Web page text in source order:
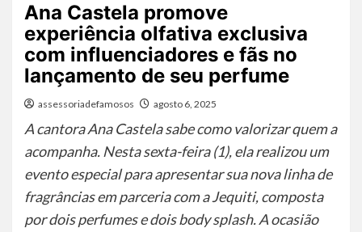
Ana Castela promove
experiência olfativa exclusiva
com influenciadores e fãs no
lançamento de seu perfume
assessoriadefamosos agosto 6, 2025
A cantora Ana Castela sabe como valorizar quem a
acompanha. Nesta sexta-feira (1), ela realizou um
evento especial para apresentar sua nova linha de
fragrâncias em parceria com a Jequiti, composta
por dois perfumes e dois body splash. A ocasião